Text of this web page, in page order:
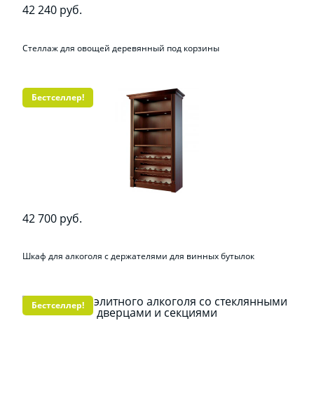
42 240 руб.
Стеллаж для овощей деревянный под корзины
Бестселлер!
42 700 руб.
Шкаф для алкоголя с держателями для винных бутылок
Бестселлер!